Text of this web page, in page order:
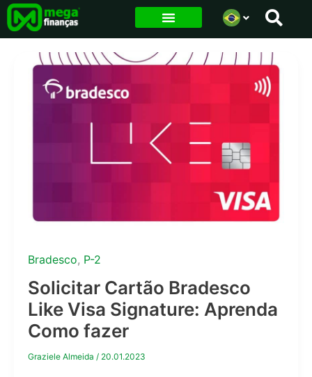
para
conteúdo
Bradesco, P-2
Solicitar Cartão Bradesco
Like Visa Signature: Aprenda
Como fazer
Graziele Almeida / 20.01.2023